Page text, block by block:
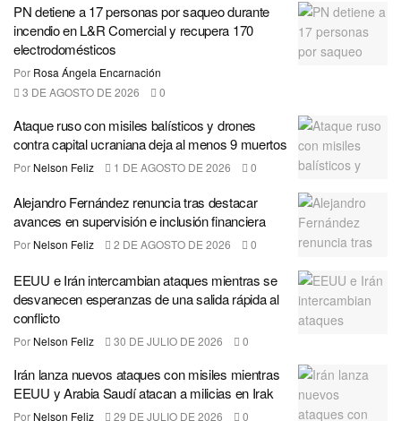
PN detiene a 17 personas por saqueo durante
incendio en L&R Comercial y recupera 170
electrodomésticos
Por Rosa Ángela Encarnación
3 DE AGOSTO DE 2026
0
Ataque ruso con misiles balísticos y drones
contra capital ucraniana deja al menos 9 muertos
Por Nelson Feliz 1 DE AGOSTO DE 2026 0
Alejandro Fernández renuncia tras destacar
avances en supervisión e inclusión financiera
Por Nelson Feliz 2 DE AGOSTO DE 2026 0
EEUU e Irán intercambian ataques mientras se
desvanecen esperanzas de una salida rápida al
conflicto
Por Nelson Feliz 30 DE JULIO DE 2026 0
Irán lanza nuevos ataques con misiles mientras
EEUU y Arabia Saudí atacan a milicias en Irak
Por Nelson Feliz 29 DE JULIO DE 2026 0